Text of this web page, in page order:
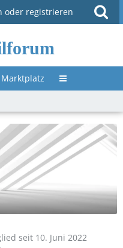
oder registrieren
Marktplatz Untermenü »
seit 10. Juni 2022